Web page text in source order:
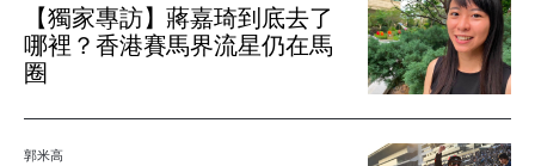
【獨家專訪】蔣嘉琦到底去了
哪裡？香港賽馬界流星仍在馬
圈
郭米高